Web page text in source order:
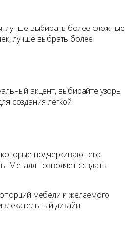
лучше выбирать более сложные
лучше выбрать более
акцент, выбирайте узоры
создания легкой
подчеркивают его
Металл позволяет создать
мебели и желаемого
дизайн.